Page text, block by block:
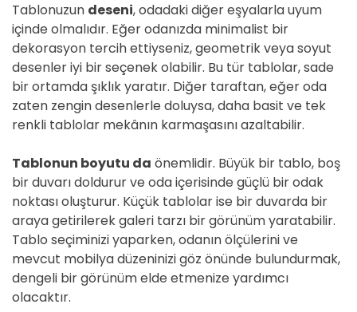
Tablonuzun deseni, odadaki diğer eşyalarla uyum
içinde olmalıdır. Eğer odanızda minimalist bir
dekorasyon tercih ettiyseniz, geometrik veya soyut
desenler iyi bir seçenek olabilir. Bu tür tablolar, sade
bir ortamda şıklık yaratır. Diğer taraftan, eğer oda
zaten zengin desenlerle doluysa, daha basit ve tek
renkli tablolar mekânın karmaşasını azaltabilir.
Tablonun boyutu da önemlidir. Büyük bir tablo, boş
bir duvarı doldurur ve oda içerisinde güçlü bir odak
noktası oluşturur. Küçük tablolar ise bir duvarda bir
araya getirilerek galeri tarzı bir görünüm yaratabilir.
Tablo seçiminizi yaparken, odanın ölçülerini ve
mevcut mobilya düzeninizi göz önünde bulundurmak,
dengeli bir görünüm elde etmenize yardımcı
olacaktır.